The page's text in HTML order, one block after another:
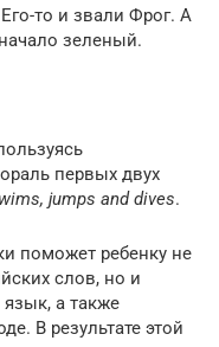
то и звали Фрог. А
зеленый.
первых двух
jumps and dives.
поможет ребенку не
слов, но и
а также
В результате этой